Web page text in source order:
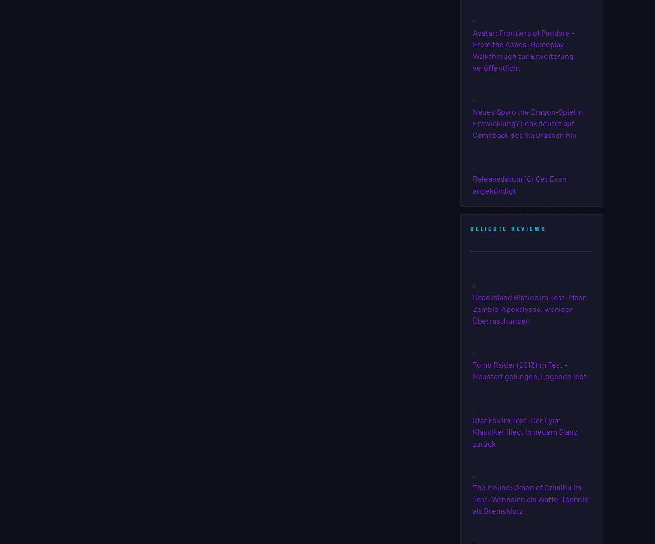
Avatar: Frontiers of Pandora –
From the Ashes: Gameplay-
Walkthrough zur Erweiterung
veröffentlicht
Neues Spyro the Dragon-Spiel in
Entwicklung? Leak deutet auf
Comeback des lila Drachen hin
Releasedatum für Get Even
angekündigt
BELIEBTE REVIEWS
Dead Island Riptide im Test: Mehr
Zombie-Apokalypse, weniger
Überraschungen
Tomb Raider (2013) im Test –
Neustart gelungen, Legende lebt
Star Fox im Test: Der Lylat-
Klassiker fliegt in neuem Glanz
zurück
The Mound: Omen of Cthulhu im
Test: Wahnsinn als Waffe, Technik
als Bremsklotz